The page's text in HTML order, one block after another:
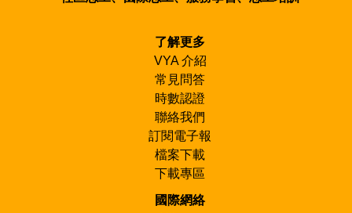
了解更多
VYA 介紹
常見問答
時數認證
聯絡我們
訂閱電子報
檔案下載
下載專區
國際網絡